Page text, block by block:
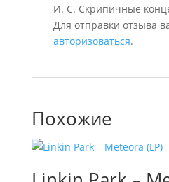
И. С. Скрипичные
Для отправки отзыва
авторизоваться.
Похожие